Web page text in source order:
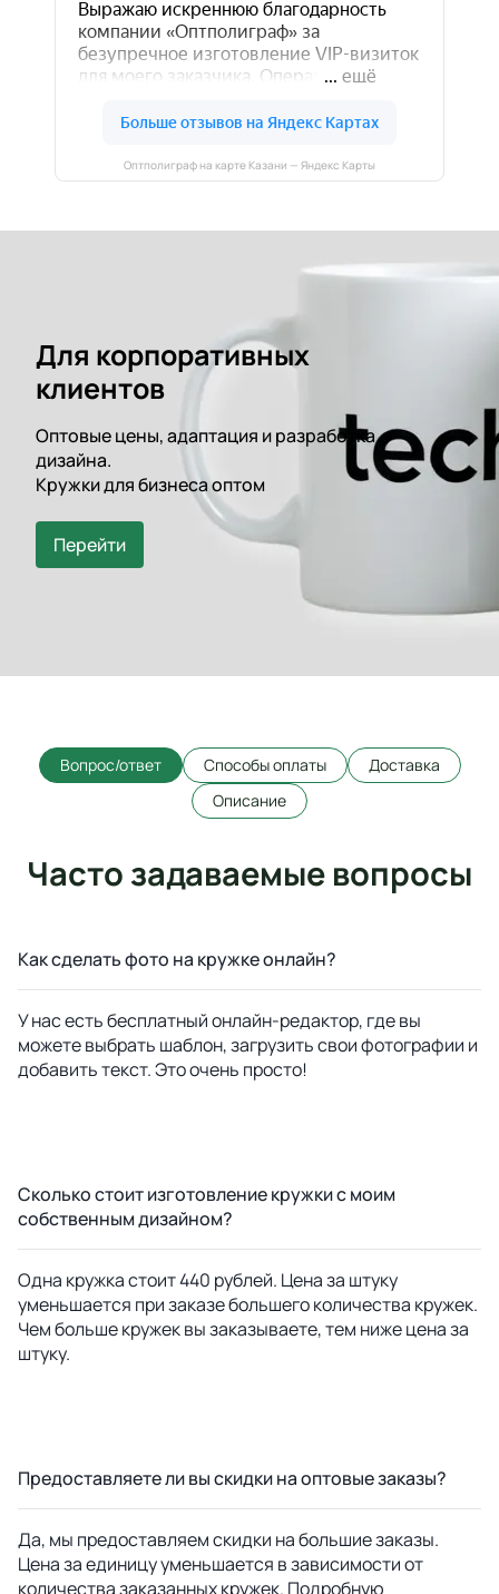
Оптполиграф на карте Казани — Яндекс Карты
Для корпоративных
клиентов
Оптовые цены, адаптация и разработка
дизайна.
Кружки для бизнеса оптом
Перейти
Вопрос/ответ Способы оплаты
Доставка
Описание
Часто задаваемые вопросы
Как сделать фото на кружке онлайн?
У нас есть бесплатный онлайн-редактор, где вы
можете выбрать шаблон, загрузить свои фотографии и
добавить текст. Это очень просто!
Сколько стоит изготовление кружки с моим
собственным дизайном?
Одна кружка стоит 440 рублей. Цена за штуку
уменьшается при заказе большего количества кружек.
Чем больше кружек вы заказываете, тем ниже цена за
штуку.
Предоставляете ли вы скидки на оптовые заказы?
Да, мы предоставляем скидки на большие заказы.
Цена за единицу уменьшается в зависимости от
количества заказанных кружек. Подробную